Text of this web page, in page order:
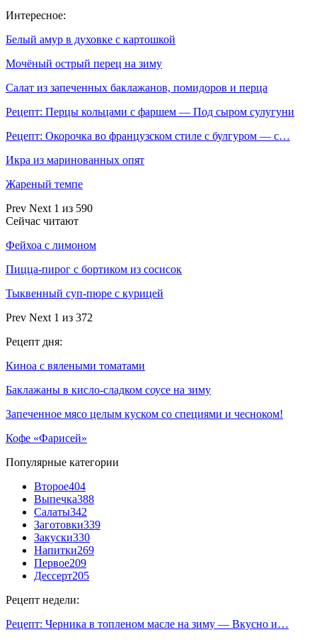
Интересное:
Белый амур в духовке с картошкой
Мочёный острый перец на зиму
Салат из запеченных баклажанов, помидоров и перца
Рецепт: Перцы кольцами с фаршем — Под сыром сулугуни
Рецепт: Окорочка во французском стиле с булгуром — с…
Икра из маринованных опят
Жареный темпе
Prev Next 1 из 590
Сейчас читают
Фейхоа с лимоном
Пицца-пирог с бортиком из сосисок
Тыквенный суп-пюре с курицей
Prev Next 1 из 372
Рецепт дня:
Киноа с вялеными томатами
Баклажаны в кисло-сладком соусе на зиму
Запеченное мясо целым куском со специями и чесноком!
Кофе «Фарисей»
Популярные категории
Второе404
Выпечка388
Салаты342
Заготовки339
Закуски330
Напитки269
Первое209
Дессерт205
Рецепт недели:
Рецепт: Черника в топленом масле на зиму — Вкусно и…